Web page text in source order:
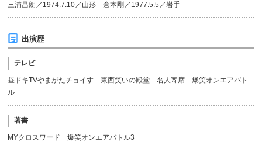
三浦昌朗／1974.7.10／山形 倉本剛／1977.5.5／岩手
出演歴
テレビ
昼ドキTVやまがたチョイす 東西笑いの殿堂 名人寄席 爆笑オンエアバト
ル
著書
MYクロスワード 爆笑オンエアバトル3